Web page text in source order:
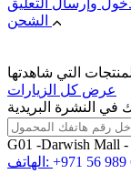
التي شاهدتها
عرض كل الزيارات
في النشرة البريدية
G01 -Darwish Mall -
الهاتف: +971 56 989